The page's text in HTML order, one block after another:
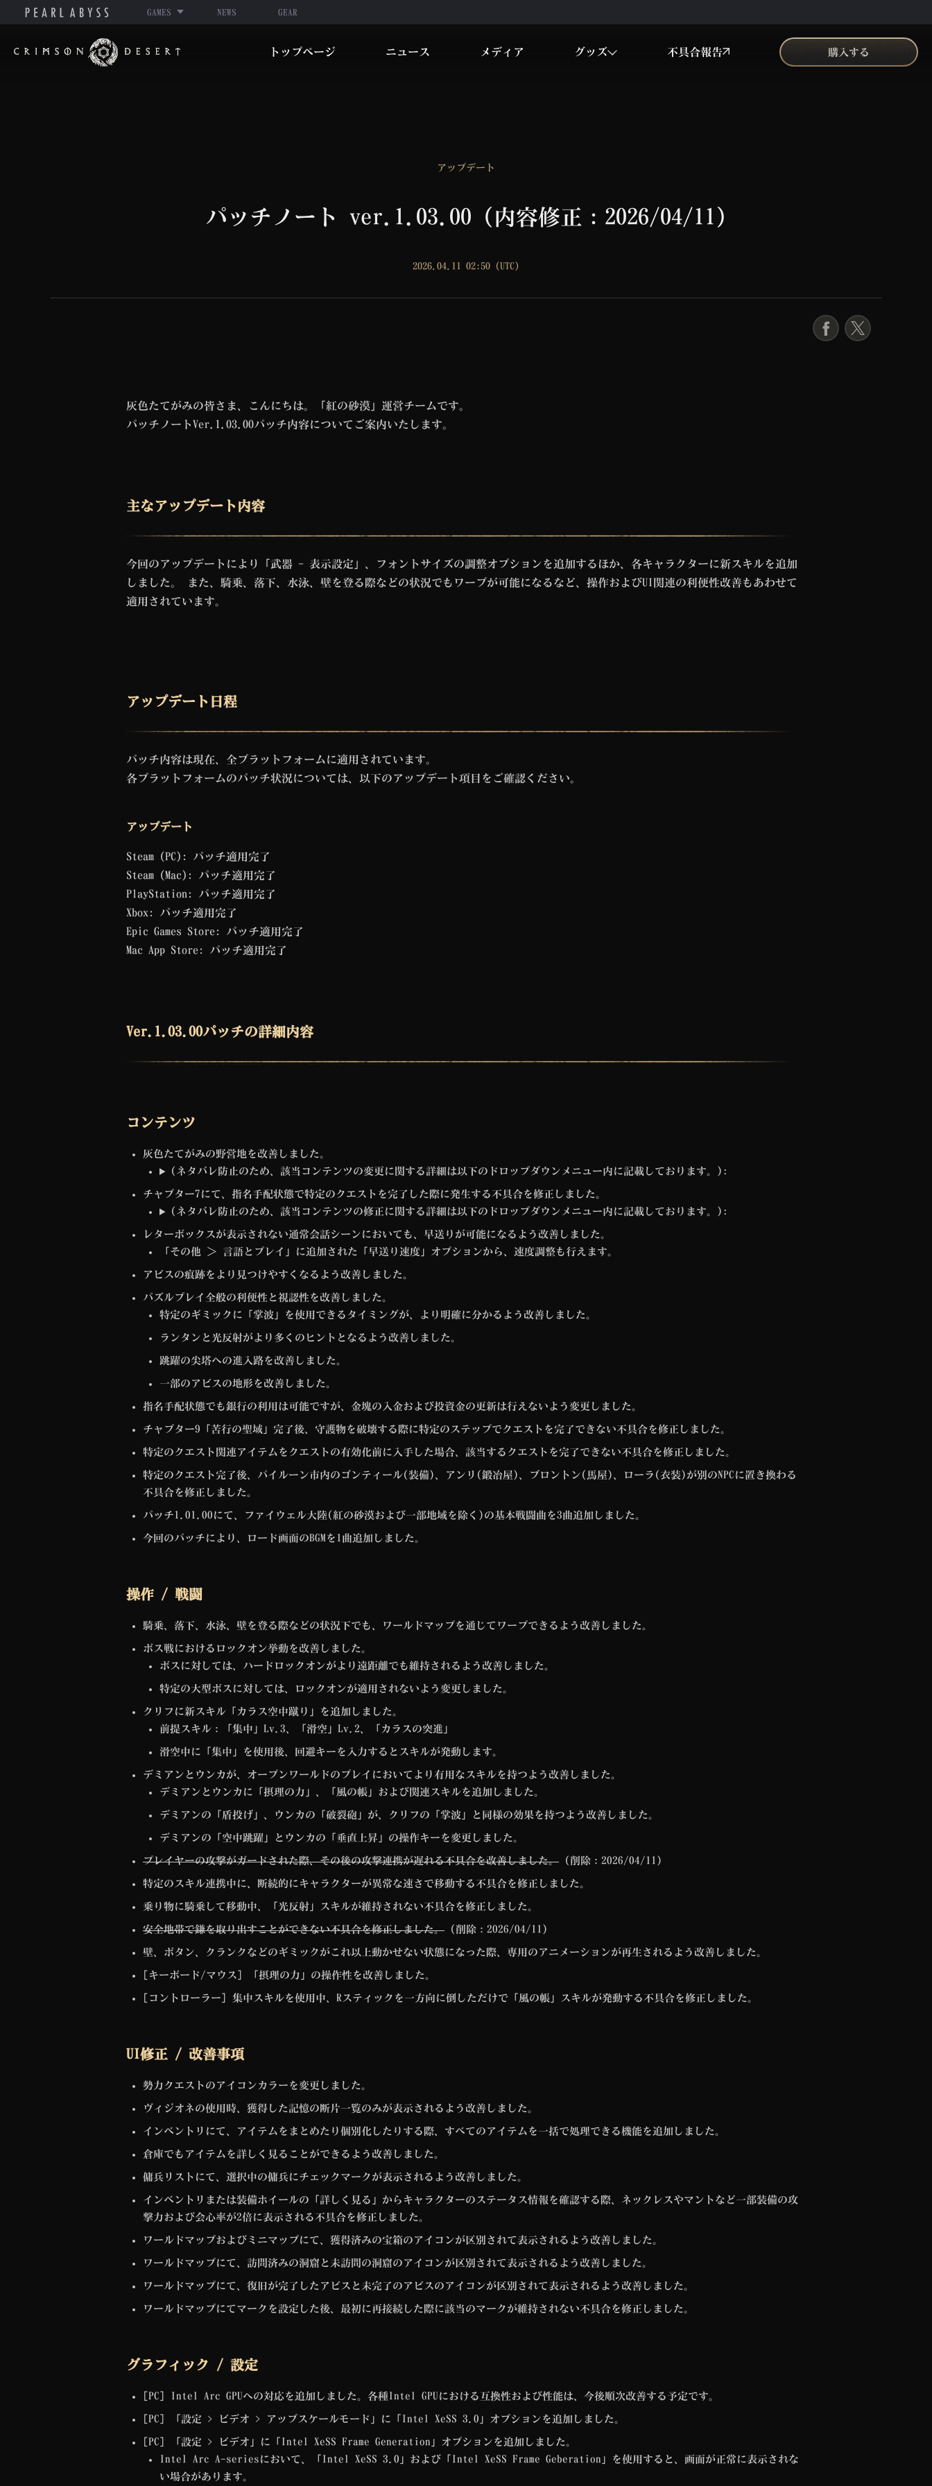
GAMES NEWS GEAR
紅
トップページ ニュース メディア グッズ 不具合報告 購入する
アップデート
パッチノート ver.1.03.00 (内容修正：2026/04/11)
2026.04.11 02:50 (UTC)
F
X
灰色たてがみの皆さま、こんにちは。「紅の砂漠」運営チームです。
パッチノートVer.1.03.00パッチ内容についてご案内いたします。
主なアップデート内容
今回のアップデートにより「武器 - 表示設定」、フォントサイズの調整オプションを追加するほか、各キャラクターに新スキルを追加
しました。 また、騎乗、落下、水泳、壁を登る際などの状況でもワープが可能になるなど、操作およびUI関連の利便性改善もあわせて
適用されています。
アップデート日程
パッチ内容は現在、全プラットフォームに適用されています。
各プラットフォームのパッチ状況については、以下のアップデート項目をご確認ください。
アップデート
Steam (PC): パッチ適用完了
Steam (Mac): パッチ適用完了
PlayStation: パッチ適用完了
Xbox: パッチ適用完了
Epic Games Store: パッチ適用完了
Mac App Store: パッチ適用完了
Ver.1.03.00パッチの詳細内容
コンテンツ
灰色たてがみの野営地を改善しました。
(ネタバレ防止のため、該当コンテンツの変更に関する詳細は以下のドロップダウンメニュー内に記載しております。):
チャプター7にて、指名手配状態で特定のクエストを完了した際に発生する不具合を修正しました。
(ネタバレ防止のため、該当コンテンツの修正に関する詳細は以下のドロップダウンメニュー内に記載しております。):
レターボックスが表示されない通常会話シーンにおいても、早送りが可能になるよう改善しました。
「その他 ＞ 言語とプレイ」に追加された「早送り速度」オプションから、速度調整も行えます。
アビスの痕跡をより見つけやすくなるよう改善しました。
パズルプレイ全般の利便性と視認性を改善しました。
特定のギミックに「掌波」を使用できるタイミングが、より明確に分かるよう改善しました。
ランタンと光反射がより多くのヒントとなるよう改善しました。
跳躍の尖塔への進入路を改善しました。
一部のアビスの地形を改善しました。
指名手配状態でも銀行の利用は可能ですが、金塊の入金および投資金の更新は行えないよう変更しました。
チャプター9「苦行の聖域」完了後、守護物を破壊する際に特定のステップでクエストを完了できない不具合を修正しました。
特定のクエスト関連アイテムをクエストの有効化前に入手した場合、該当するクエストを完了できない不具合を修正しました。
特定のクエスト完了後、パイルーン市内のゴンティール(装備)、アンリ(鍛冶屋)、ブロントン(馬屋)、ローラ(衣装)が別のNPCに置き換わる
不具合を修正しました。
パッチ1.01.00にて、ファイウェル大陸(紅の砂漠および一部地域を除く)の基本戦闘曲を3曲追加しました。
今回のパッチにより、ロード画面のBGMを1曲追加しました。
操作 / 戦闘
騎乗、落下、水泳、壁を登る際などの状況下でも、ワールドマップを通じてワープできるよう改善しました。
ボス戦におけるロックオン挙動を改善しました。
ボスに対しては、ハードロックオンがより遠距離でも維持されるよう改善しました。
特定の大型ボスに対しては、ロックオンが適用されないよう変更しました。
クリフに新スキル「カラス空中蹴り」を追加しました。
前提スキル：「集中」Lv.3、「滑空」Lv.2、「カラスの突進」
滑空中に「集中」を使用後、回避キーを入力するとスキルが発動します。
デミアンとウンカが、オープンワールドのプレイにおいてより有用なスキルを持つよう改善しました。
デミアンとウンカに「摂理の力」、「風の帳」および関連スキルを追加しました。
デミアンの「盾投げ」、ウンカの「破裂砲」が、クリフの「掌波」と同様の効果を持つよう改善しました。
デミアンの「空中跳躍」とウンカの「垂直上昇」の操作キーを変更しました。
プレイヤーの攻撃がガードされた際、その後の攻撃連携が遅れる不具合を改善しました。 (削除：2026/04/11)
特定のスキル連携中に、断続的にキャラクターが異常な速さで移動する不具合を修正しました。
乗り物に騎乗して移動中、「光反射」スキルが維持されない不具合を修正しました。
安全地帯で鎌を取り出すことができない不具合を修正しました。 (削除：2026/04/11)
壁、ボタン、クランクなどのギミックがこれ以上動かせない状態になった際、専用のアニメーションが再生されるよう改善しました。
[キーボード/マウス] 「摂理の力」の操作性を改善しました。
[コントローラー] 集中スキルを使用中、Rスティックを一方向に倒しただけで「風の帳」スキルが発動する不具合を修正しました。
UI修正 / 改善事項
勢力クエストのアイコンカラーを変更しました。
ヴィジオネの使用時、獲得した記憶の断片一覧のみが表示されるよう改善しました。
インベントリにて、アイテムをまとめたり個別化したりする際、すべてのアイテムを一括で処理できる機能を追加しました。
倉庫でもアイテムを詳しく見ることができるよう改善しました。
傭兵リストにて、選択中の傭兵にチェックマークが表示されるよう改善しました。
インベントリまたは装備ホイールの「詳しく見る」からキャラクターのステータス情報を確認する際、ネックレスやマントなど一部装備の攻
撃力および会心率が2倍に表示される不具合を修正しました。
ワールドマップおよびミニマップにて、獲得済みの宝箱のアイコンが区別されて表示されるよう改善しました。
ワールドマップにて、訪問済みの洞窟と未訪問の洞窟のアイコンが区別されて表示されるよう改善しました。
ワールドマップにて、復旧が完了したアビスと未完了のアビスのアイコンが区別されて表示されるよう改善しました。
ワールドマップにてマークを設定した後、最初に再接続した際に該当のマークが維持されない不具合を修正しました。
グラフィック / 設定
[PC] Intel Arc GPUへの対応を追加しました。各種Intel GPUにおける互換性および性能は、今後順次改善する予定です。
[PC] 「設定 > ビデオ > アップスケールモード」に「Intel XeSS 3.0」オプションを追加しました。
[PC] 「設定 > ビデオ」に「Intel XeSS Frame Generation」オプションを追加しました。
Intel Arc A-seriesにおいて、「Intel XeSS 3.0」および「Intel XeSS Frame Geberation」を使用すると、画面が正常に表示されな
い場合があります。